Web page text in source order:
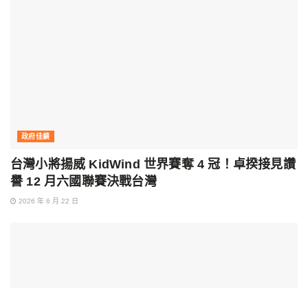
政府佳績
台灣小將揚威 KidWind 世界賽奪 4 冠！卓揆接見讚
譽 12 月六國聯賽決戰台灣
2026 年 6 月 22 日